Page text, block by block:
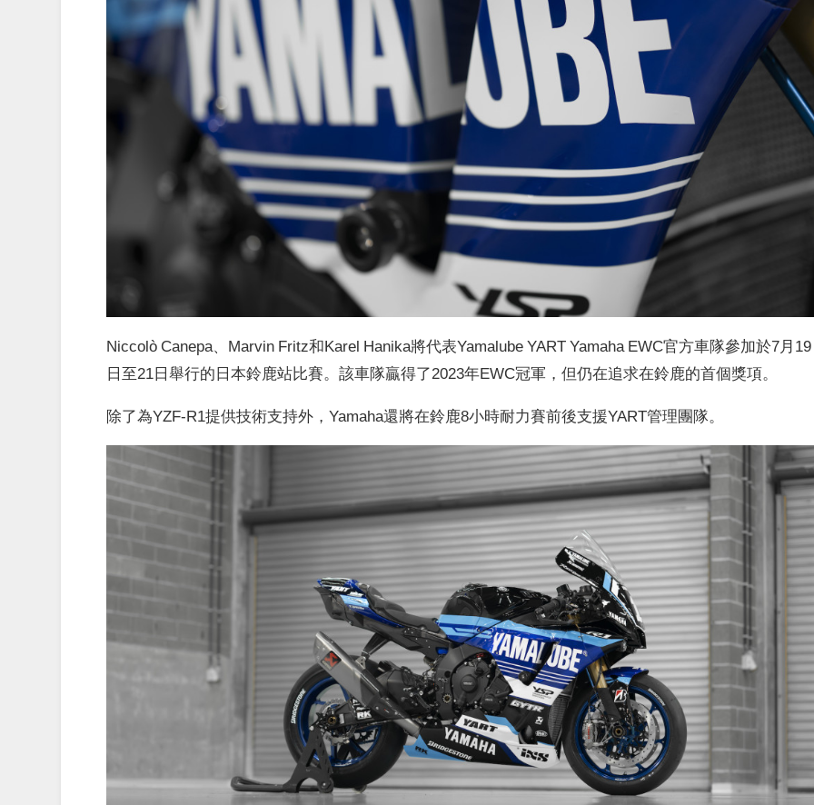
Niccolò Canepa、Marvin Fritz和Karel Hanika將代表Yamalube YART Yamaha EWC官方車隊參加於7月19
日至21日舉行的日本鈴鹿站比賽。該車隊贏得了2023年EWC冠軍，但仍在追求在鈴鹿的首個獎項。
除了為YZF-R1提供技術支持外，Yamaha還將在鈴鹿8小時耐力賽前後支援YART管理團隊。